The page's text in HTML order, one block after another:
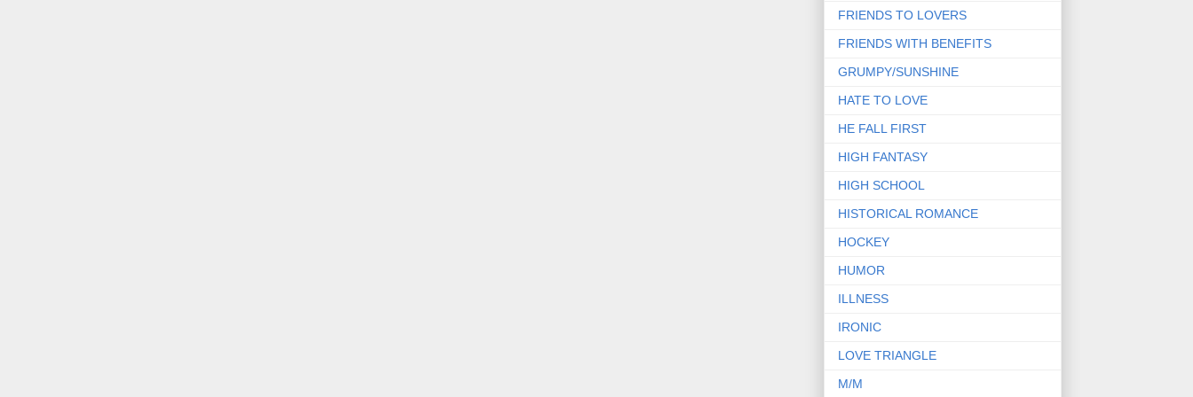
FRIENDS TO LOVERS
FRIENDS WITH BENEFITS
GRUMPY/SUNSHINE
HATE TO LOVE
HE FALL FIRST
HIGH FANTASY
HIGH SCHOOL
HISTORICAL ROMANCE
HOCKEY
HUMOR
ILLNESS
IRONIC
LOVE TRIANGLE
M/M